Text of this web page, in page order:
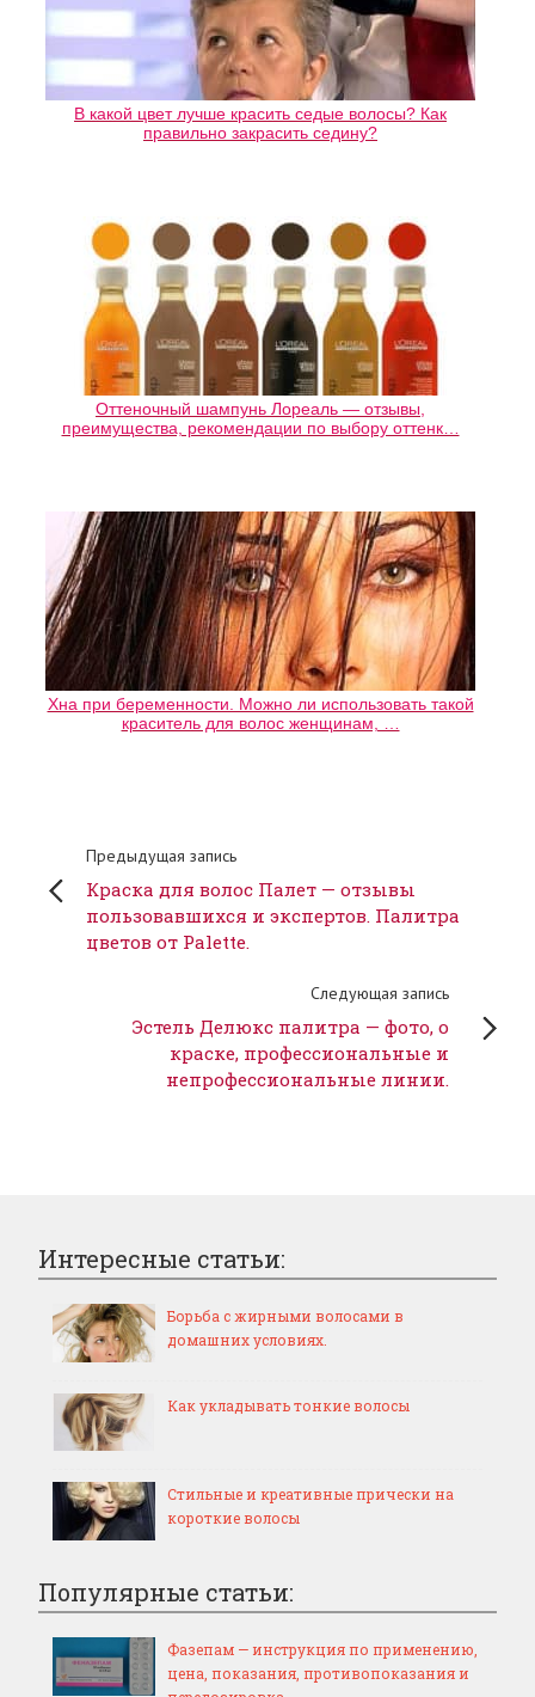
В какой цвет лучше красить седые волосы? Как
правильно закрасить седину?
Оттеночный шампунь Лореаль — отзывы,
преимущества, рекомендации по выбору оттенк…
Хна при беременности. Можно ли использовать такой
краситель для волос женщинам, …
Предыдущая запись
Краска для волос Палет — отзывы
пользовавшихся и экспертов. Палитра
цветов от Palette.
Следующая запись
Эстель Делюкс палитра — фото, о
краске, профессиональные и
непрофессиональные линии.
Интересные статьи:
Борьба с жирными волосами в
домашних условиях.
Как укладывать тонкие волосы
Стильные и креативные прически на
короткие волосы
Популярные статьи:
Фазепам — инструкция по применению,
цена, показания, противопоказания и